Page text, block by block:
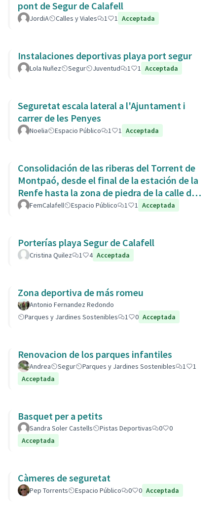
pont de Segur de Calafell
JordiA Calles y Viales 1 1 Acceptada
Instalaciones deportivas playa port segur
Lola Nuñez Segur Juventud 1 1 Acceptada
Seguretat escala lateral a l'Ajuntament i
carrer de les Penyes
Noelia Espacio Público 1 1 Acceptada
Consolidación de las riberas del Torrent de
Montpaó, desde el final de la estación de la
Renfe hasta la zona de piedra de la calle de
L’Estany.
FemCalafell Espacio Público 1 1 Acceptada
Porterías playa Segur de Calafell
Cristina Quilez 1 4 Acceptada
Zona deportiva de más romeu
Antonio Fernandez Redondo
Parques y Jardines Sostenibles
1 0 Acceptada
Renovacion de los parques infantiles
Andrea Segur Parques y Jardines Sostenibles 1
1
Acceptada
Basquet per a petits
Sandra Soler Castells Pistas Deportivas 0
0
Acceptada
Càmeres de seguretat
Pep Torrents Espacio Público 0 0 Acceptada